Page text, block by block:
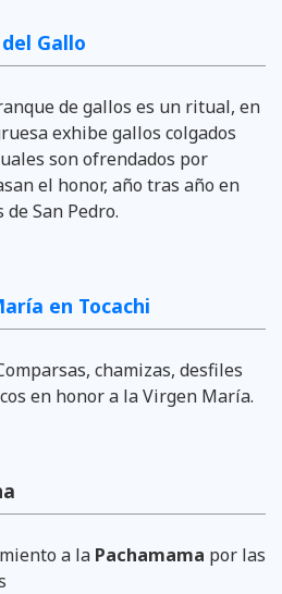
Gallo
de gallos es un ritual, en
exhibe gallos colgados
son ofrendados por
el honor, año tras año en
San Pedro.
en Tocachi
chamizas, desfiles
en honor a la Virgen María.
a la Pachamama por las